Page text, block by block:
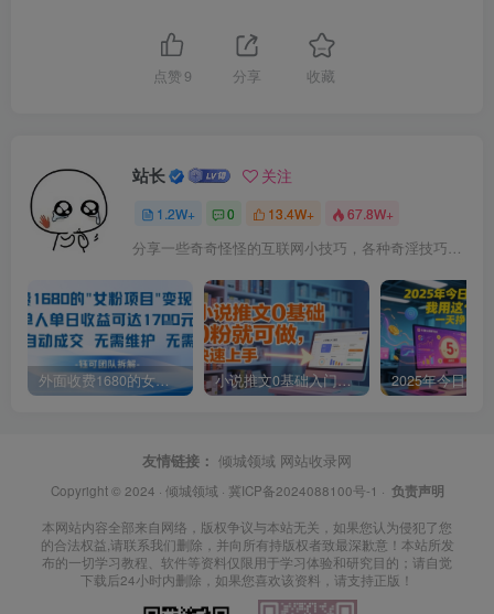
点赞 9 分享 收藏
站长 关注
1.2W+ 0 13.4W+ 67.8W+
外面收费1680的女粉项目变现，单人单日收益可达1.7k，全自动成交无需维护 小说推文0基础入门教程，0粉就可做，快速上手
友情链接： 倾城领域 网站收录网
Copyright © 2024 · 倾城领域 · 冀ICP备2024088100号-1 · 负责声明
本网站内容全部来自网络，版权争议与本站无关，如果您认为侵犯了您
的合法权益,请联系我们删除，并向所有持版权者致最深歉意！本站所发
布的一切学习教程、软件等资料仅限用于学习体验和研究目的；请自觉
下载后24小时内删除，如果您喜欢该资料，请支持正版！